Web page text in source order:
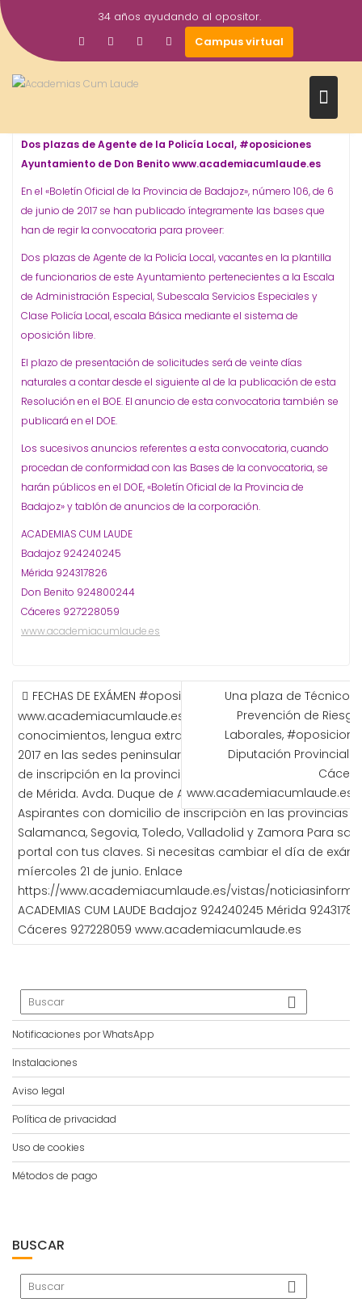
Saltar
al
contenido
34 años ayudando al opositor.
Campus virtual
Jun
2017
academiacumlaudeoposiciones Prensa
Dos plazas de Agente de la Policía Local, #oposiciones
Ayuntamiento de Don Benito www.academiacumlaude.es
En el «Boletín Oficial de la Provincia de Badajoz», número 106, de 6
de junio de 2017 se han publicado íntegramente las bases que
han de regir la convocatoria para proveer:
Dos plazas de Agente de la Policía Local, vacantes en la plantilla
de funcionarios de este Ayuntamiento pertenecientes a la Escala
de Administración Especial, Subescala Servicios Especiales y
Clase Policía Local, escala Básica mediante el sistema de
oposición libre.
El plazo de presentación de solicitudes será de veinte días
naturales a contar desde el siguiente al de la publicación de esta
Resolución en el BOE. El anuncio de esta convocatoria también se
publicará en el DOE.
Los sucesivos anuncios referentes a esta convocatoria, cuando
procedan de conformidad con las Bases de la convocatoria, se
harán públicos en el DOE, «Boletín Oficial de la Provincia de
Badajoz» y tablón de anuncios de la corporación.
ACADEMIAS CUM LAUDE
Badajoz 924240245
Mérida 924317826
Don Benito 924800244
Cáceres 927228059
www.academiacumlaude.es
NAVEGACIÓN
DE
ENTRADAS
FECHAS DE EXÁMEN #oposiciones ESCALA DE CABOS Y
www.academiacumlaude.es La presentación a las
conocimientos, lengua extranjera y psicotécnica se
2017 en las sedes peninsulares a las 7:30 horas. Sede
de inscripción en la provincia de Badajoz. Lugar: Escuela
de Mérida. Avda. Duque de Ahumada, s/n, 06800 Mérida
Aspirantes con domicilio de inscripción en las provincias
Salamanca, Segovia, Toledo, Valladolid y Zamora Para
portal con tus claves. Si necesitas cambiar el día de
míercoles 21 de junio. Enlace
https://www.academiacumlaude.es/vistas/
ACADEMIAS CUM LAUDE Badajoz 924240245 Mérida
Cáceres 927228059 www.academiacumlaude.es
Una plaza de Técnico
Prevención de
Laborales,
Diputación Provincial
www.academiacumlaude.es
Notificaciones por WhatsApp
Instalaciones
Aviso legal
Política de privacidad
Uso de cookies
Métodos de pago
BUSCAR